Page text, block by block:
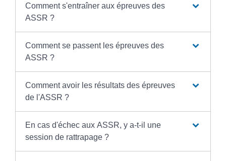
Comment s'entraîner aux épreuves des
ASSR ?
Comment se passent les épreuves des
ASSR ?
Comment avoir les résultats des épreuves
de l'ASSR ?
En cas d'échec aux ASSR, y a-t-il une
session de rattrapage ?